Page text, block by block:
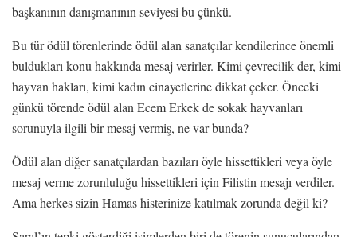
başkanının danışmanının seviyesi bu çünkü.
Bu tür ödül törenlerinde ödül alan sanatçılar kendilerince önemli
buldukları konu hakkında mesaj verirler. Kimi çevrecilik der, kimi
hayvan hakları, kimi kadın cinayetlerine dikkat çeker. Önceki
günkü törende ödül alan Ecem Erkek de sokak hayvanları
sorunuyla ilgili bir mesaj vermiş, ne var bunda?
Ödül alan diğer sanatçılardan bazıları öyle hissettikleri veya öyle
mesaj verme zorunluluğu hissettikleri için Filistin mesajı verdiler.
Ama herkes sizin Hamas histerinize katılmak zorunda değil ki?